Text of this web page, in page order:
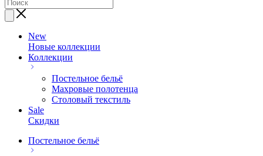
New
Новые коллекции
Коллекции
Постельное бельё
Махровые полотенца
Столовый текстиль
Sale
Скидки
Постельное бельё